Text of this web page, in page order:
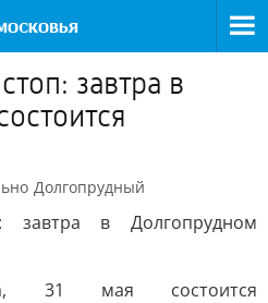
завтра в
Долгопрудный
завтра в Долгопрудном
31 мая состоится